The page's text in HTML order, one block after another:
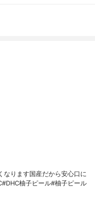
なります国産だから安心口に
柚子ピール#柚子ピール